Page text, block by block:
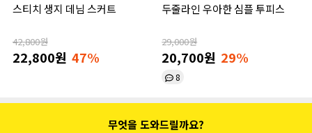
스티치 생지 데님 스커트
42,800원
22,800원 47%
두줄라인 우아한 심플 투피스
29,000원
20,700원 29%
8
무엇을 도와드릴까요?